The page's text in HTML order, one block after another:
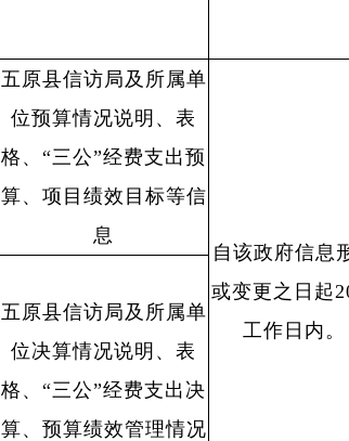
五原县信访局及所属单
位预算情况说明、表
格、“三公”经费支出预
算、项目绩效目标等信
息
自该政府信息
或变更之日起
工作日内。
五原县信访局及所属单
位决算情况说明、表
格、“三公”经费支出决
算、预算绩效管理情况